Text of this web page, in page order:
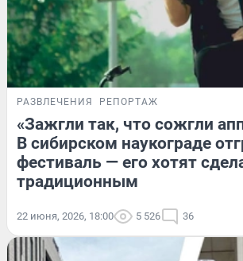
РАЗВЛЕЧЕНИЯ РЕПОРТАЖ
«Зажгли так, что сожгли
В сибирском наукограде
фестиваль — его хотят
традиционным
22 июня, 2026, 18:00 5 526 36